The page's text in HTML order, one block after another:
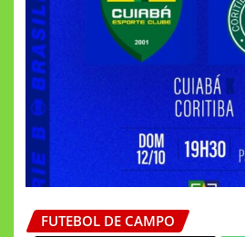
FUTEBOL DE CAMPO